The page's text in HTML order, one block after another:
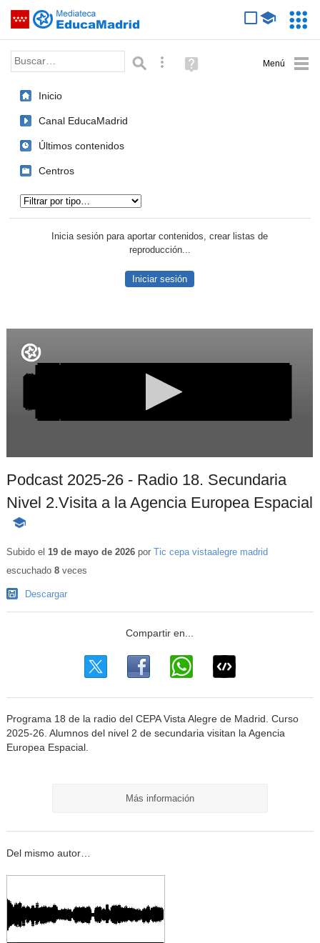
Saltar navegación
Palabra o frase: Búsqueda avanzada
Ayuda
(en
Inicio
Canal EducaMadrid
Últimos contenidos
Centros
Inicia sesión para aportar contenidos, crear listas de
reproducción...
Iniciar sesión
Podcast 2025-26 - Radio 18. Secundaria
Nivel 2.Visita a la Agencia Europea Espacial
-
educativo
Subido el 19 de mayo de 2026por Tic cepa vistaalegre madrid
escuchado 8veces
Descargar
Programa 18 de la radio del CEPA Vista Alegre de Madrid. Curso
2025-26. Alumnos del nivel 2 de secundaria visitan la Agencia
Europea Espacial.
Más información
Del mismo autor…